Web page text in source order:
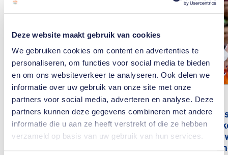
Deze website maakt gebruik van cookies
We gebruiken cookies om content en advertenties te
personaliseren, om functies voor social media te bieden
en om ons websiteverkeer te analyseren. Ook delen we
informatie over uw gebruik van onze site met onze
partners voor social media, adverteren en analyse. Deze
partners kunnen deze gegevens combineren met andere
informatie die u aan ze heeft verstrekt of die ze hebben
verzameld op basis van uw gebruik van hun services.
Hoe kunnen de
De
van
“Opeens
iemand